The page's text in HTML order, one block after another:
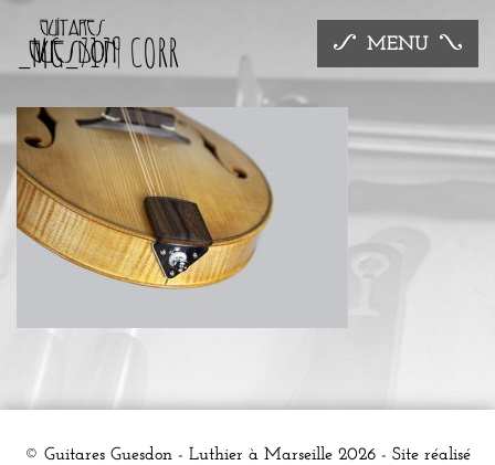
MENU
_MG_7179 CORR
© Guitares Guesdon - Luthier à Marseille 2026 - Site réalisé